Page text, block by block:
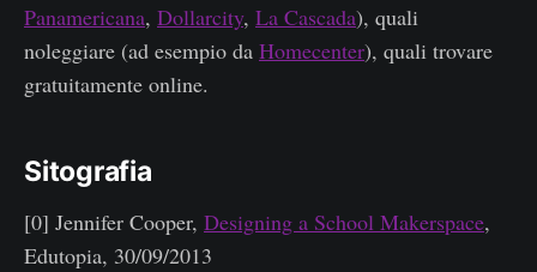
Panamericana, Dollarcity, La Cascada), quali
noleggiare (ad esempio da Homecenter), quali trovare
gratuitamente online.
Sitografia
[0] Jennifer Cooper, Designing a School Makerspace,
Edutopia, 30/09/2013